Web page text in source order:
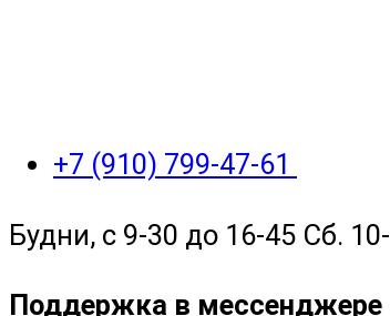
+7 (910) 799-47-61
Будни, с 9-30 до 16-45 Сб.
Поддержка в мессенджере